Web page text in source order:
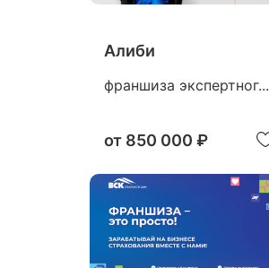
Алиби
франшиза экспертног...
от 850 000 ₽